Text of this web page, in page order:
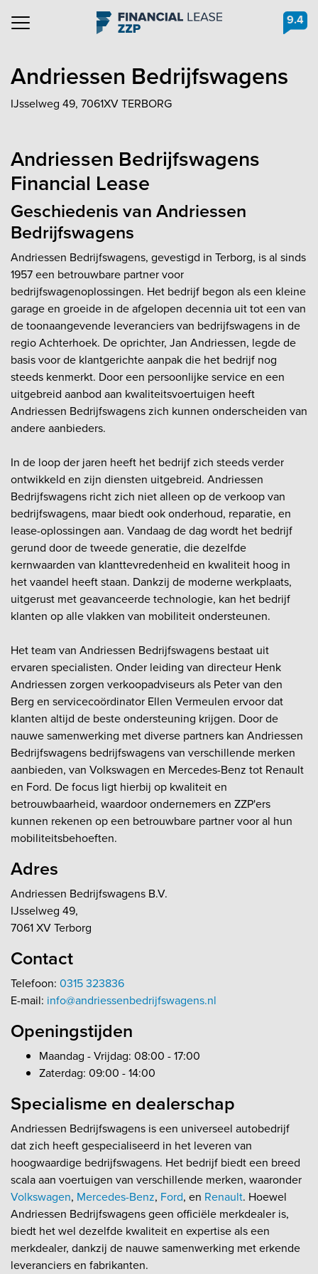
Navigation 9.4
Andriessen Bedrijfswagens
IJsselweg 49, 7061XV TERBORG
Andriessen Bedrijfswagens
Financial Lease
Geschiedenis van Andriessen
Bedrijfswagens
Andriessen Bedrijfswagens, gevestigd in Terborg, is al sinds
1957 een betrouwbare partner voor
bedrijfswagenoplossingen. Het bedrijf begon als een kleine
garage en groeide in de afgelopen decennia uit tot een van
de toonaangevende leveranciers van bedrijfswagens in de
regio Achterhoek. De oprichter, Jan Andriessen, legde de
basis voor de klantgerichte aanpak die het bedrijf nog
steeds kenmerkt. Door een persoonlijke service en een
uitgebreid aanbod aan kwaliteitsvoertuigen heeft
Andriessen Bedrijfswagens zich kunnen onderscheiden van
andere aanbieders.
In de loop der jaren heeft het bedrijf zich steeds verder
ontwikkeld en zijn diensten uitgebreid. Andriessen
Bedrijfswagens richt zich niet alleen op de verkoop van
bedrijfswagens, maar biedt ook onderhoud, reparatie, en
lease-oplossingen aan. Vandaag de dag wordt het bedrijf
gerund door de tweede generatie, die dezelfde
kernwaarden van klanttevredenheid en kwaliteit hoog in
het vaandel heeft staan. Dankzij de moderne werkplaats,
uitgerust met geavanceerde technologie, kan het bedrijf
klanten op alle vlakken van mobiliteit ondersteunen.
Het team van Andriessen Bedrijfswagens bestaat uit
ervaren specialisten. Onder leiding van directeur Henk
Andriessen zorgen verkoopadviseurs als Peter van den
Berg en servicecoördinator Ellen Vermeulen ervoor dat
klanten altijd de beste ondersteuning krijgen. Door de
nauwe samenwerking met diverse partners kan Andriessen
Bedrijfswagens bedrijfswagens van verschillende merken
aanbieden, van Volkswagen en Mercedes-Benz tot Renault
en Ford. De focus ligt hierbij op kwaliteit en
betrouwbaarheid, waardoor ondernemers en ZZP'ers
kunnen rekenen op een betrouwbare partner voor al hun
mobiliteitsbehoeften.
Adres
Andriessen Bedrijfswagens B.V.
IJsselweg 49,
7061 XV Terborg
Contact
Telefoon: 0315 323836
E-mail: info@andriessenbedrijfswagens.nl
Openingstijden
Maandag - Vrijdag: 08:00 - 17:00
Zaterdag: 09:00 - 14:00
Specialisme en dealerschap
Andriessen Bedrijfswagens is een universeel autobedrijf
dat zich heeft gespecialiseerd in het leveren van
hoogwaardige bedrijfswagens. Het bedrijf biedt een breed
scala aan voertuigen van verschillende merken, waaronder
Volkswagen, Mercedes-Benz, Ford, en Renault. Hoewel
Andriessen Bedrijfswagens geen officiële merkdealer is,
biedt het wel dezelfde kwaliteit en expertise als een
merkdealer, dankzij de nauwe samenwerking met erkende
leveranciers en fabrikanten.